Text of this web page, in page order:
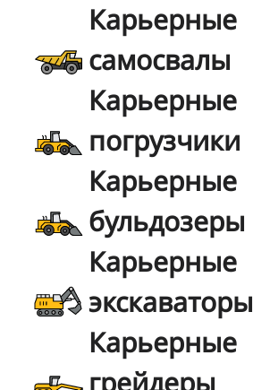
Карьерные
самосвалы
Карьерные
погрузчики
Карьерные
бульдозеры
Карьерные
экскаваторы
Карьерные
грейдеры